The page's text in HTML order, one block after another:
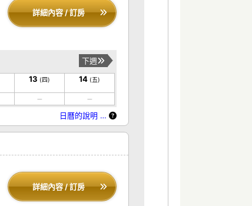
詳細內容 / 訂房
下週
13 (四) 14 (五)
日曆的說明 …
詳細內容 / 訂房